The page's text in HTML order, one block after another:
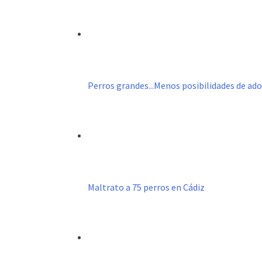
Perros grandes...Menos posibilidades de
Maltrato a 75 perros en Cádiz